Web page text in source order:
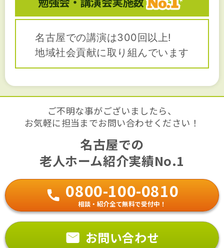
名古屋での講演は300回以上!
地域社会貢献に取り組んでいます
ご不明な事がございましたら、
お気軽に担当までお問い合わせください！
名古屋での
老人ホーム紹介実績No.1
0800-100-0810
相談・紹介全て無料で受付中！
お問い合わせ